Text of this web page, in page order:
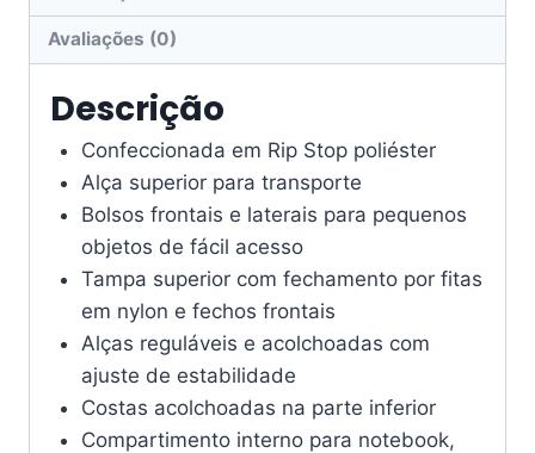
Avaliações (0)
Descrição
Confeccionada em Rip Stop poliéster
Alça superior para transporte
Bolsos frontais e laterais para pequenos
objetos de fácil acesso
Tampa superior com fechamento por fitas
em nylon e fechos frontais
Alças reguláveis e acolchoadas com
ajuste de estabilidade
Costas acolchoadas na parte inferior
Compartimento interno para notebook,